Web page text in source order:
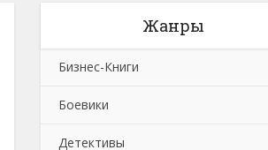
Жанры
Бизнес-Книги
Банковское дело
Бухучет, налогообложение, аудит
Боевики
Боевики: Прочее
Детективы